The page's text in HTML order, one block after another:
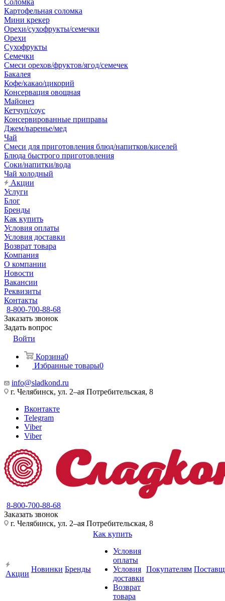
Соломка
Картофельная соломка
Мини крекер
Орехи/сухофрукты/семечки
Орехи
Сухофрукты
Семечки
Смеси орехов/фруктов/ягод/семечек
Бакалея
Кофе/какао/цикорий
Консервация овощная
Майонез
Кетчуп/соус
Консервированные приправы
Джем/варенье/мед
Чай
Смеси для приготовления блюд/напитков/киселей
Блюда быстрого приготовления
Соки/напитки/вода
Чай холодный
Акции
Услуги
Блог
Бренды
Как купить
Условия оплаты
Условия доставки
Возврат товара
Компания
О компании
Новости
Вакансии
Реквизиты
Контакты
8-800-700-88-68
Заказать звонок
Задать вопрос
Войти
Корзина0
Избранные товары0
info@sladkond.ru
г. Челябинск, ул. 2–ая Потребительская, 8
Вконтакте
Telegram
Viber
Viber
8-800-700-88-68
Заказать звонок
г. Челябинск, ул. 2–ая Потребительская, 8
Акции
Новинки Бренды
Как купить
Условия
оплаты
Условия
доставки
Возврат
товара
Покупателям